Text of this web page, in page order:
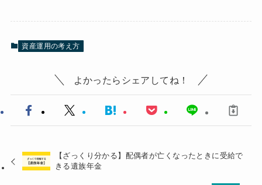
資産運用の考え方
よかったらシェアしてね！
【ざっくり分かる】配偶者が亡くなったときに受給で
きる遺族年金